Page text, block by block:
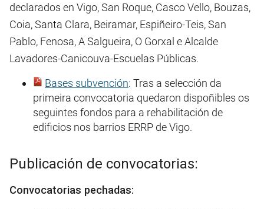
declarados en Vigo, San Roque, Casco Vello, Bouzas,
Coia, Santa Clara, Beiramar, Espiñeiro-Teis, San
Pablo, Fenosa, A Salgueira, O Gorxal e Alcalde
Lavadores-Canicouva-Escuelas Públicas.
Bases subvención: Tras a selección da
primeira convocatoria quedaron dispoñibles os
seguintes fondos para a rehabilitación de
edificios nos barrios ERRP de Vigo.
Publicación de convocatorias:
Convocatorias pechadas: